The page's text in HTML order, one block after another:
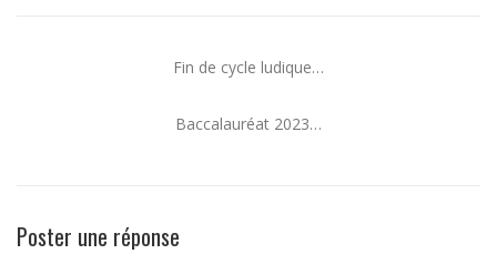
Fin de cycle ludique…
Baccalauréat 2023…
Poster une réponse